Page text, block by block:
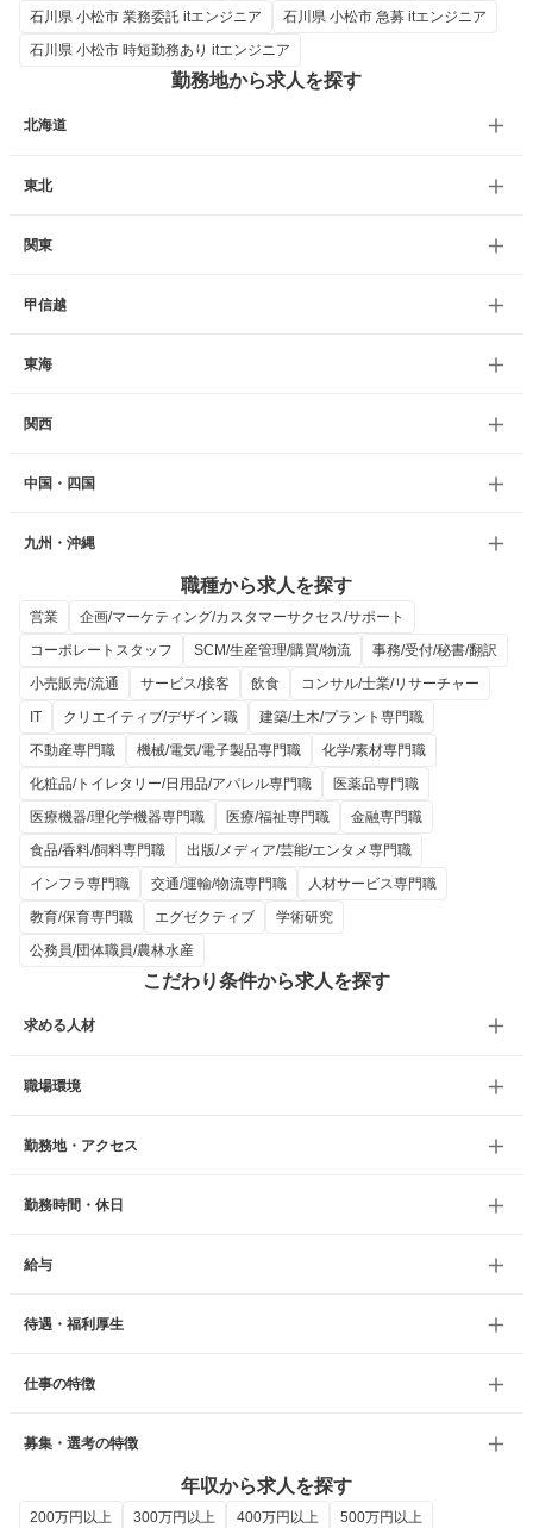
石川県 小松市 業務委託 itエンジニア
石川県 小松市 急募 itエンジニア
石川県 小松市 時短勤務あり itエンジニア
勤務地から求人を探す
北海道
東北
関東
甲信越
東海
関西
中国・四国
九州・沖縄
職種から求人を探す
営業
企画/マーケティング/カスタマーサクセス/サポート
コーポレートスタッフ
SCM/生産管理/購買/物流
事務/受付/秘書/翻訳
小売販売/流通
サービス/接客 飲食
コンサル/士業/リサーチャー
IT
クリエイティブ/デザイン職
建築/土木/プラント専門職
不動産専門職
機械/電気/電子製品専門職
化学/素材専門職
化粧品/トイレタリー/日用品/アパレル専門職
医薬品専門職
医療機器/理化学機器専門職
医療/福祉専門職
金融専門職
食品/香料/飼料専門職
出版/メディア/芸能/エンタメ専門職
インフラ専門職
交通/運輸/物流専門職
人材サービス専門職
教育/保育専門職
エグゼクティブ
学術研究
公務員/団体職員/農林水産
こだわり条件から求人を探す
求める人材
職場環境
勤務地・アクセス
勤務時間・休日
給与
待遇・福利厚生
仕事の特徴
募集・選考の特徴
年収から求人を探す
200万円以上 300万円以上 400万円以上 500万円以上